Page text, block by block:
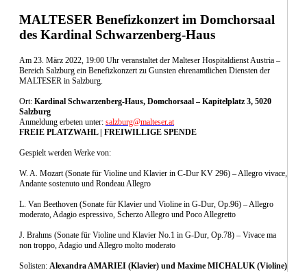
MALTESER Benefizkonzert im Domchorsaal
des Kardinal Schwarzenberg-Haus
Am 23. März 2022, 19:00 Uhr veranstaltet der Malteser Hospitaldienst Austria –
Bereich Salzburg ein Benefizkonzert zu Gunsten ehrenamtlichen Diensten der
MALTESER in Salzburg.
Ort: Kardinal Schwarzenberg-Haus, Domchorsaal – Kapitelplatz 3, 5020
Salzburg
Anmeldung erbeten unter: salzburg@malteser.at
FREIE PLATZWAHL | FREIWILLIGE SPENDE
Gespielt werden Werke von:
W. A. Mozart (Sonate für Violine und Klavier in C-Dur KV 296) – Allegro vivace,
Andante sostenuto und Rondeau Allegro
L. Van Beethoven (Sonate für Klavier und Violine in G-Dur, Op.96) – Allegro
moderato, Adagio espressivo, Scherzo Allegro und Poco Allegretto
J. Brahms (Sonate für Violine und Klavier No.1 in G-Dur, Op.78) – Vivace ma
non troppo, Adagio und Allegro molto moderato
Solisten: Alexandra AMARIEI (Klavier) und Maxime MICHALUK (Violine)